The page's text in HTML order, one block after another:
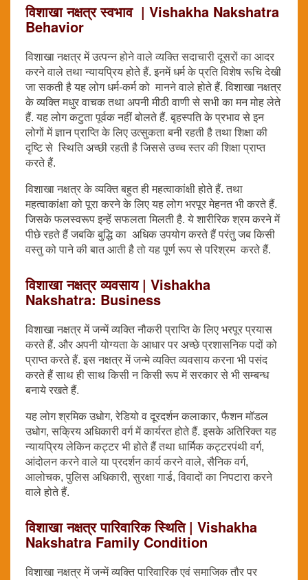
विशाखा नक्षत्र स्वभाव | Vishakha Nakshatra
Behavior
विशाखा नक्षत्र में उत्पन्न होने वाले व्यक्ति सदाचारी दूसरों का आदर
करने वाले तथा न्यायप्रिय होते हैं. इनमें धर्म के प्रति विशेष रूचि देखी
जा सकती है यह लोग धर्म-कर्म को मानने वाले होते हैं. विशाखा नक्षत्र
के व्यक्ति मधुर वाचक तथा अपनी मीठी वाणी से सभी का मन मोह लेते
हैं. यह लोग कटुता पूर्वक नहीं बोलते हैं. बृहस्पति के प्रभाव से इन
लोगों में ज्ञान प्राप्ति के लिए उत्सुकता बनी रहती है तथा शिक्षा की
दृष्टि से स्थिति अच्छी रहती है जिससे उच्च स्तर की शिक्षा प्राप्त
करते हैं.
विशाखा नक्षत्र के व्यक्ति बहुत ही महत्वाकांक्षी होते हैं. तथा
महत्वाकांक्षा को पूरा करने के लिए यह लोग भरपूर मेहनत भी करते हैं.
जिसके फलस्वरूप इन्हें सफलता मिलती है. ये शारीरिक श्रम करने में
पीछे रहते हैं जबकि बुद्धि का अधिक उपयोग करते हैं परंतु जब किसी
वस्तु को पाने की बात आती है तो यह पूर्ण रूप से परिश्रम करते हैं.
विशाखा नक्षत्र व्यवसाय | Vishakha
Nakshatra: Business
विशाखा नक्षत्र में जन्में व्यक्ति नौकरी प्राप्ति के लिए भरपूर प्रयास
करते हैं. और अपनी योग्यता के आधार पर अच्छे प्रशासनिक पदों को
प्राप्त करते हैं. इस नक्षत्र में जन्मे व्यक्ति व्यवसाय करना भी पसंद
करते हैं साथ ही साथ किसी न किसी रूप में सरकार से भी सम्बन्ध
बनाये रखते हैं.
यह लोग श्रमिक उधोग, रेडियो व दूरदर्शन कलाकार, फैशन मॉडल
उधोग, सक्रिय अधिकारी वर्ग में कार्यरत होते हैं. इसके अतिरिक्त यह
न्यायप्रिय लेकिन कट्टर भी होते हैं तथा धार्मिक कट्टरपंथी वर्ग,
आंदोलन करने वाले या प्रदर्शन कार्य करने वाले, सैनिक वर्ग,
आलोचक, पुलिस अधिकारी, सुरक्षा गार्ड, विवादों का निपटारा करने
वाले होते हैं.
विशाखा नक्षत्र पारिवारिक स्थिति | Vishakha
Nakshatra Family Condition
विशाखा नक्षत्र में जन्में व्यक्ति पारिवारिक एवं समाजिक तौर पर